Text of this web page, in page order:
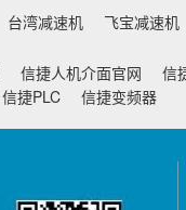
台湾减速机 飞宝减速机
信捷人机介面官网
信
信捷PLC 信捷变频器